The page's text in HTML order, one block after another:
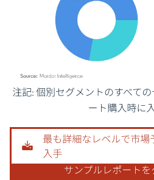
画像 © Mordor Intelligence。再利用には